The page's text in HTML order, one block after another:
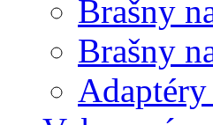
Brašny
Brašny